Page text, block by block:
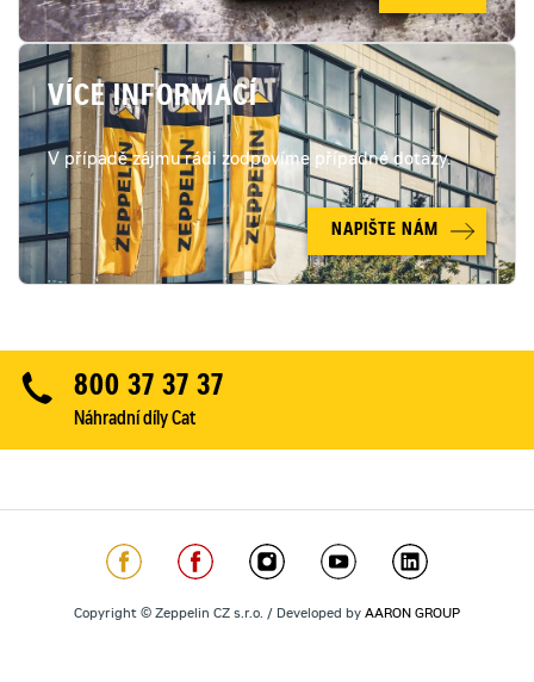
VÍCE INFORMACÍ
V případě zájmu rádi zodpovíme případné dotazy.
NAPIŠTE NÁM
800 37 37 37
Náhradní díly Cat
Copyright © Zeppelin CZ s.r.o. / Developed by AARON GROUP